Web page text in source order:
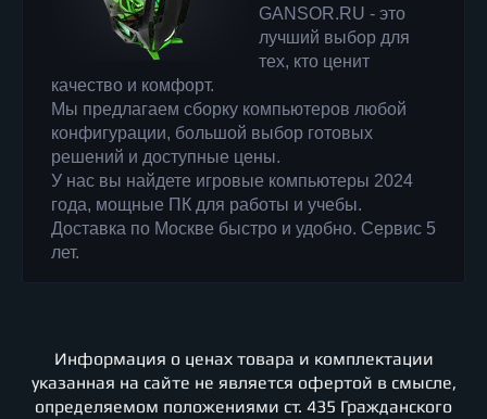
GANSOR.RU - это
лучший выбор для
тех, кто ценит
качество и комфорт.
Мы предлагаем сборку компьютеров любой
конфигурации, большой выбор готовых
решений и доступные цены.
У нас вы найдете игровые компьютеры 2024
года, мощные ПК для работы и учебы.
Доставка по Москве быстро и удобно. Сервис 5
лет.
Информация о ценах товара и комплектации
указанная на сайте не является офертой в смысле,
определяемом положениями ст. 435 Гражданского